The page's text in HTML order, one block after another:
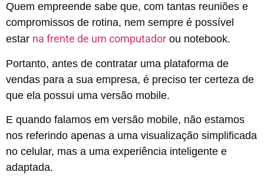
Quem empreende sabe que, com tantas reuniões e
compromissos de rotina, nem sempre é possível
estar na frente de um computador ou notebook.
Portanto, antes de contratar uma plataforma de
vendas para a sua empresa, é preciso ter certeza de
que ela possui uma versão mobile.
E quando falamos em versão mobile, não estamos
nos referindo apenas a uma visualização simplificada
no celular, mas a uma experiência inteligente e
adaptada.